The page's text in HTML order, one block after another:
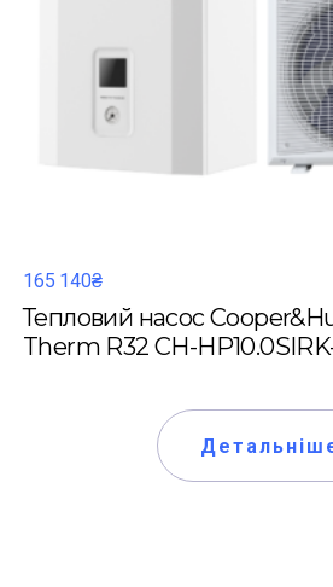
165 140₴
Тепловий насос
Therm R32 CH-